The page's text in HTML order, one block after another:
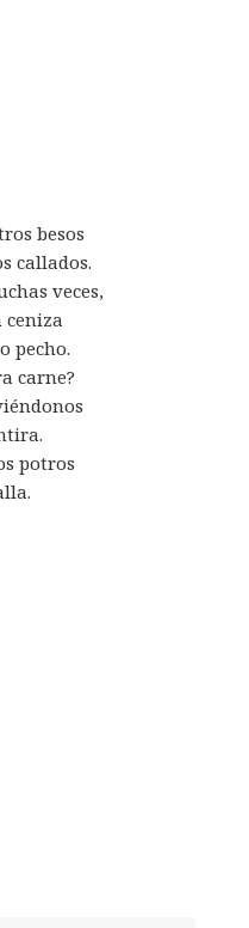
besos
callados.
veces,
ceniza
pecho.
carne?
potros